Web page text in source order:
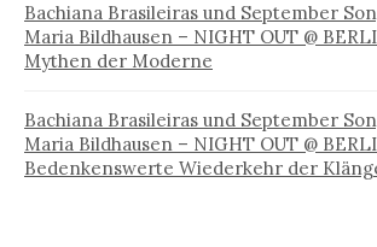
Bachiana Brasileiras und September
Maria Bildhausen – NIGHT OUT @
Mythen der Moderne
Bachiana Brasileiras und September
Maria Bildhausen – NIGHT OUT @
Bedenkenswerte Wiederkehr der